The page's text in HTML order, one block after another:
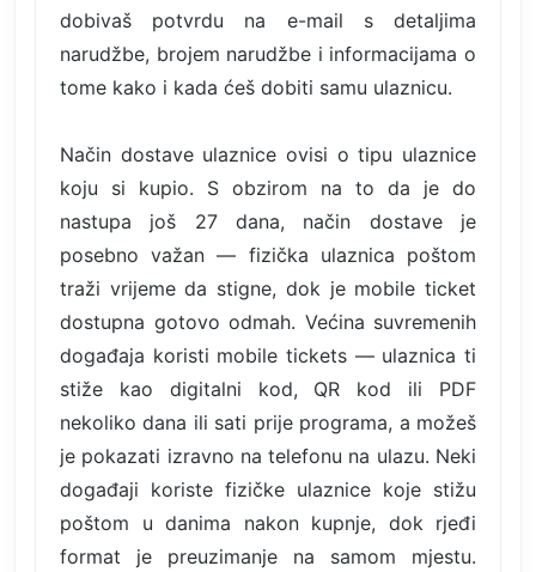
dobivaš potvrdu na e-mail s detaljima
narudžbe, brojem narudžbe i informacijama o
tome kako i kada ćeš dobiti samu ulaznicu.
Način dostave ulaznice ovisi o tipu ulaznice
koju si kupio. S obzirom na to da je do
nastupa još 27 dana, način dostave je
posebno važan — fizička ulaznica poštom
traži vrijeme da stigne, dok je mobile ticket
dostupna gotovo odmah. Većina suvremenih
događaja koristi mobile tickets — ulaznica ti
stiže kao digitalni kod, QR kod ili PDF
nekoliko dana ili sati prije programa, a možeš
je pokazati izravno na telefonu na ulazu. Neki
događaji koriste fizičke ulaznice koje stižu
poštom u danima nakon kupnje, dok rjeđi
format je preuzimanje na samom mjestu.